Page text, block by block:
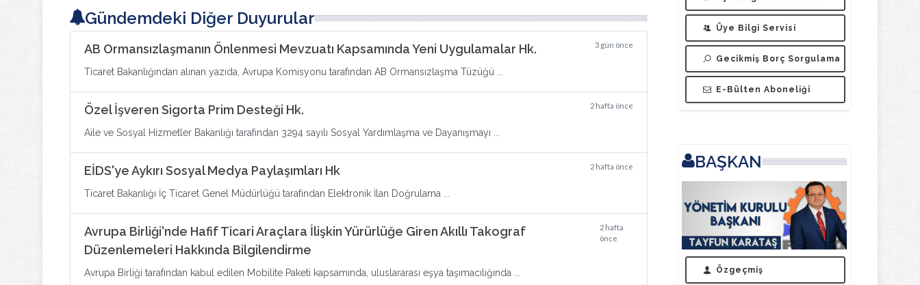
Gündemdeki Diğer Duyurular
AB Ormansızlaşmanın Önlenmesi Mevzuatı Kapsamında Yeni Uygulamalar Hk. 3 gün önce
Ticaret Bakanlığından alınan yazıda, Avrupa Komisyonu tarafından AB Ormansızlaşma Tüzüğü ...
Özel İşveren Sigorta Prim Desteği Hk. 2 hafta önce
Aile ve Sosyal Hizmetler Bakanlığı tarafından 3294 sayılı Sosyal Yardımlaşma ve Dayanışmayı ...
EİDS'ye Aykırı Sosyal Medya Paylaşımları Hk 2 hafta önce
Ticaret Bakanlığı İç Ticaret Genel Müdürlüğü tarafından Elektronik İlan Doğrulama ...
Avrupa Birliği'nde Hafif Ticari Araçlara İlişkin Yürürlüğe Giren Akıllı Takograf
Düzenlemeleri Hakkında Bilgilendirme
2 hafta
önce
Avrupa Birliği tarafından kabul edilen Mobilite Paketi kapsamında, uluslararası eşya taşımacılığında ...
Üye Bilgi Servisi
Gecikmiş Borç Sorgulama
E-Bülten Aboneliği
BAŞKAN
Özgeçmiş